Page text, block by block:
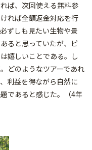
ば、次回使える無料参
れば全額返金対応を行
ずしも見たい生物や景
ると思っていたが、ピ
嬉しいことである。し
どのようなツアーであれ
利益を得ながら自然に
であると感じた。（4年